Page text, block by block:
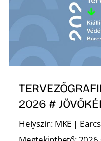
2026 #
Helyszín: MKE |